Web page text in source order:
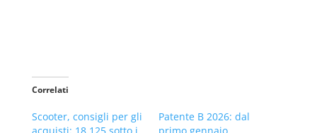
Correlati
Scooter, consigli per gli
Patente B 2026: dal